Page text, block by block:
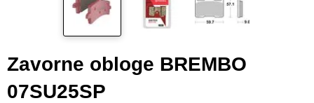
Zavorne obloge BREMBO
07SU25SP